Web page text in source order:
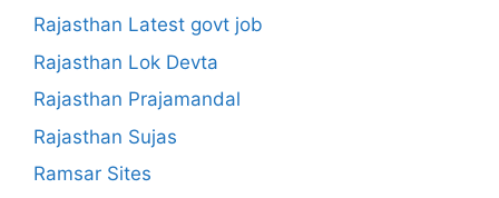
Rajasthan Latest govt job
Rajasthan Lok Devta
Rajasthan Prajamandal
Rajasthan Sujas
Ramsar Sites